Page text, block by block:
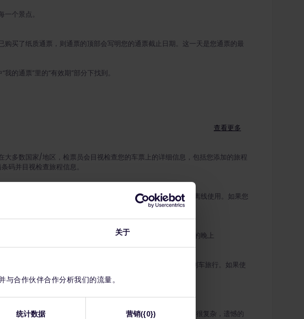
关于
合作伙伴合作分析我们的流量。
统计数据 营销({0})
个景点。
买了纸质通票，则通票的顶部会写明您的通票截止日期。这一天是您通票的最
的通票”里的“有效期”部分下找到。
查看更多
大多数国家/地区，检票员会目视检查您的车票上的详细信息，包括您添加的旅程
码并目视检查旅程信息。
的时刻表四次，以确保旅程规划尽可能准确，以供您在旅途中离线使用。如果您
行前检查手机的应用商店以确保该应用为最新版本。
车旅行的24小时时间段。时间从00:00（午夜）起至同一日历日的晚上
欧铁通票适用的列车网络。
期内的每一天都是旅行日，因此如您需要的话每天都可以搭乘列车旅行。如果使
由选择旅行日。
车服务中断的情况？我们很抱歉听到这个消息。欧洲的铁路网络很复杂，遗憾的